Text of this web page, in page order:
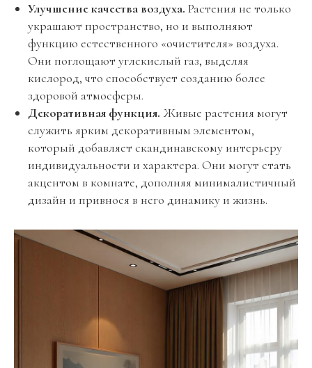
Улучшение качества воздуха. Растения не только
украшают пространство, но и выполняют
функцию естественного «очистителя» воздуха.
Они поглощают углекислый газ, выделяя
кислород, что способствует созданию более
здоровой атмосферы.
Декоративная функция. Живые растения могут
служить ярким декоративным элементом,
который добавляет скандинавскому интерьеру
индивидуальности и характера. Они могут стать
акцентом в комнате, дополняя минималистичный
дизайн и привнося в него динамику и жизнь.